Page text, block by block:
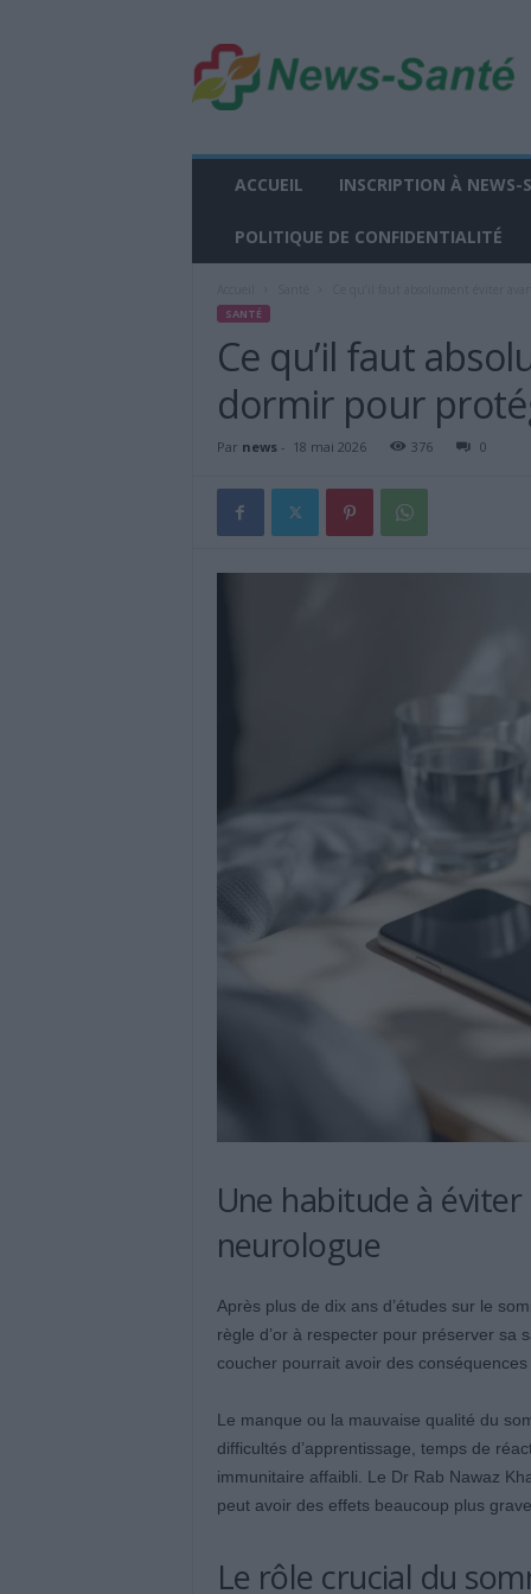
w
s
ACCUEIL INSCRIPTION À NEWS-
POLITIQUE DE CONFIDENTIALITÉ
SANTÉ
Ce qu’il faut
dormir pour
Par news- 18 mai 2026 376 0
Une habitude à
neurologue
Après plus de dix ans d’études sur le
règle d’or à respecter pour préserver sa
coucher pourrait avoir des conséquences
Le manque ou la mauvaise qualité du
difficultés d’apprentissage, temps de
immunitaire affaibli. Le Dr Rab Nawaz
peut avoir des effets beaucoup plus
Le rôle crucial du